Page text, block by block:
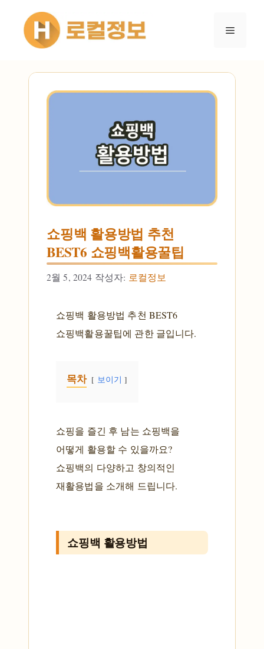
건너뛰기
메뉴
쇼핑백 활용방법 추천
BEST6 쇼핑백활용꿀팁
2월 5, 2024 작성자: 로컬정보
쇼핑백 활용방법 추천 BEST6
쇼핑백활용꿀팁에 관한 글입니다.
목차 보이기
쇼핑을 즐긴 후 남는 쇼핑백을
어떻게 활용할 수 있을까요?
쇼핑백의 다양하고 창의적인
재활용법을 소개해 드립니다.
쇼핑백 활용방법